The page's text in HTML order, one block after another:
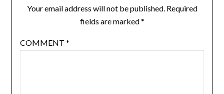
Your email address will not be published. Required
fields are marked*
COMMENT *